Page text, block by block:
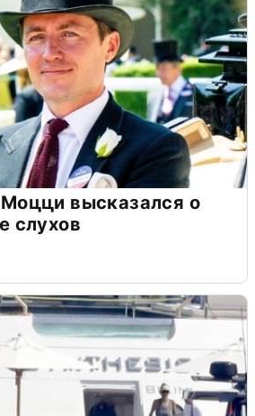
высказался о
слухов